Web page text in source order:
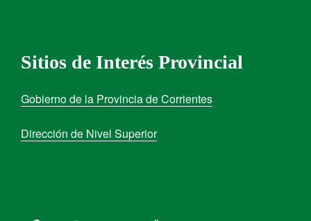
Sitios de Interés Provincial
Gobierno de la Provincia de Corrientes
Dirección de Nivel Superior